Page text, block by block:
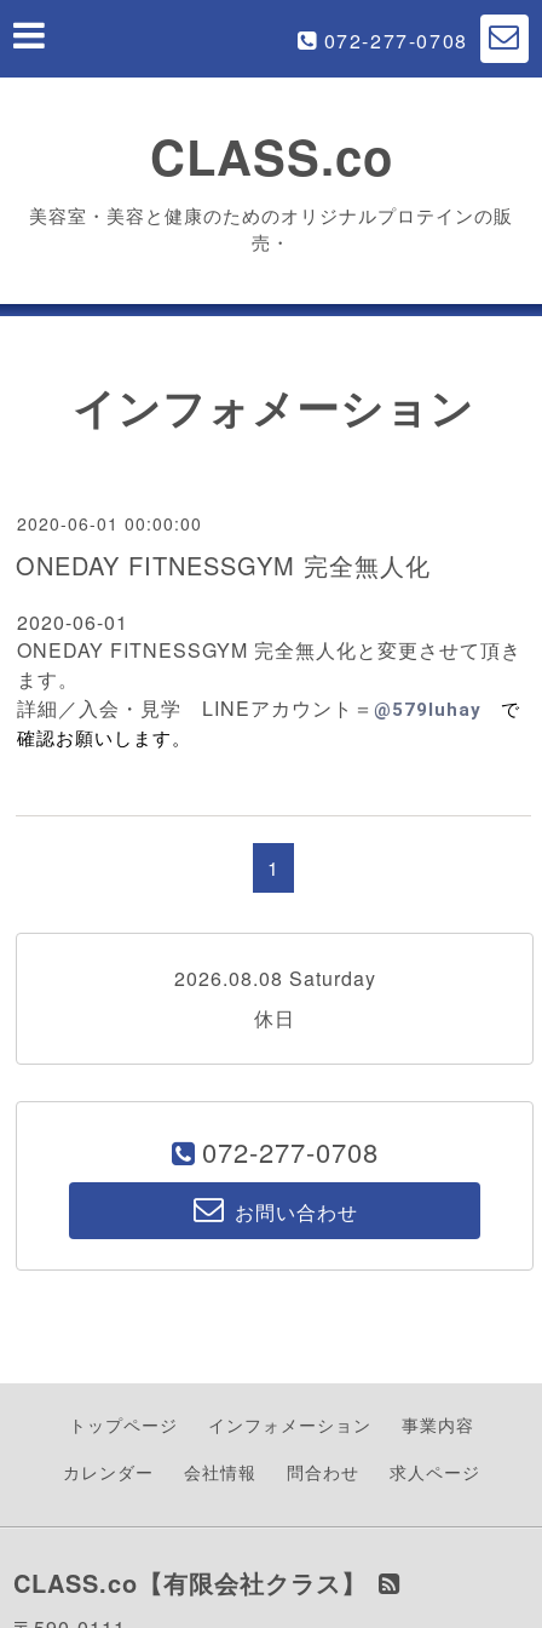
072-277-0708
CLASS.co
美容室・美容と健康のためのオリジナルプロテインの販
売・
インフォメーション
2020-06-01 00:00:00
ONEDAY FITNESSGYM 完全無人化
2020-06-01
ONEDAY FITNESSGYM 完全無人化と変更させて頂き
ます。
詳細／入会・見学 LINEアカウント＝ @579luhay
で
確認お願いします。
1
2026.08.08 Saturday
休日
072-277-0708
お問い合わせ
トップページ インフォメーション
事業内容
カレンダー
会社情報 問合わせ 求人ページ
CLASS.co【有限会社クラス】